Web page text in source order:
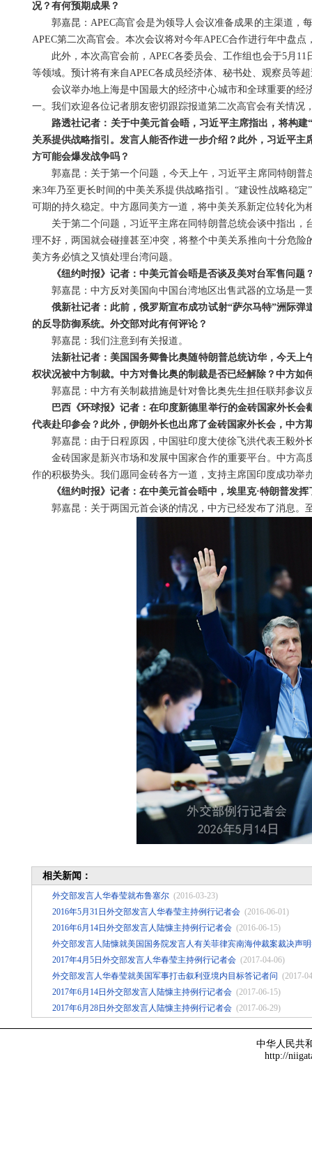
况？有何预期成果？
郭嘉昆：APEC高官会是为领导人会议准备成果的主渠道，
APEC第二次高官会。本次会议将对今年APEC合作进行年中盘
此外，本次高官会前，APEC各委员会、工作组也会于5月
等领域。预计将有来自APEC各成员经济体、秘书处、观察员等
会议举办地上海是中国最大的经济中心城市和全球重要的
一。我们欢迎各位记者朋友密切跟踪报道第二次高官会有关情况
路透社记者：关于中美元首会晤，习近平主席指出，将构
关系提供战略指引。发言人能否作进一步介绍？此外，习近平
方可能会爆发战争吗？
郭嘉昆：关于第一个问题，今天上午，习近平主席同特朗
来3年乃至更长时间的中美关系提供战略指引。“建设性战略稳
可期的持久稳定。中方愿同美方一道，将中美关系新定位转化
关于第二个问题，习近平主席在同特朗普总统会谈中指出
理不好，两国就会碰撞甚至冲突，将整个中美关系推向十分危
美方务必慎之又慎处理台湾问题。
《纽约时报》记者：中美元首会晤是否谈及美对台军售问题
郭嘉昆：中方反对美国向中国台湾地区出售武器的立场是一
俄新社记者：此前，俄罗斯宣布成功试射“萨尔马特”洲际
的反导防御系统。外交部对此有何评论？
郭嘉昆：我们注意到有关报道。
法新社记者：美国国务卿鲁比奥随特朗普总统访华，今天
权状况被中方制裁。中方对鲁比奥的制裁是否已经解除？中方如
郭嘉昆：中方有关制裁措施是针对鲁比奥先生担任联邦参议
巴西《环球报》记者：在印度新德里举行的金砖国家外长
代表赴印参会？此外，伊朗外长也出席了金砖国家外长会，中
郭嘉昆：由于日程原因，中国驻印度大使徐飞洪代表王毅外
金砖国家是新兴市场和发展中国家合作的重要平台。中方
作的积极势头。我们愿同金砖各方一道，支持主席国印度成功举
《纽约时报》记者：在中美元首会晤中，埃里克·特朗普发
郭嘉昆：关于两国元首会谈的情况，中方已经发布了消息。
相关新闻：
外交部发言人华春莹就布鲁塞尔 (2016-03-23)
2016年5月31日外交部发言人华春莹主持例行记者会 (2016-06-01)
2016年6月14日外交部发言人陆慷主持例行记者会 (2016-06-15)
外交部发言人陆慷就美国国务院发言人有关菲律宾南海仲裁案裁决声
2017年4月5日外交部发言人华春莹主持例行记者会 (2017-04-06)
外交部发言人华春莹就美国军事打击叙利亚境内目标答记者问 (2017-
2017年6月14日外交部发言人陆慷主持例行记者会 (2017-06-15)
2017年6月28日外交部发言人陆慷主持例行记者会 (2017-06-29)
中华人民共
http://